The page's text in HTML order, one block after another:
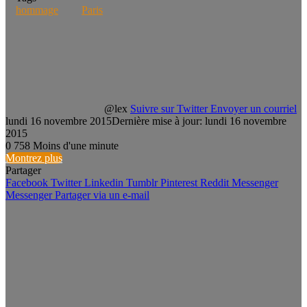
hommage
Paris
@lex Suivre sur Twitter Envoyer un courriel
lundi 16 novembre 2015Dernière mise à jour: lundi 16 novembre
2015
0 758 Moins d'une minute
Montrez plus
Partager
Facebook Twitter Linkedin Tumblr Pinterest Reddit Messenger
Messenger Partager via un e-mail